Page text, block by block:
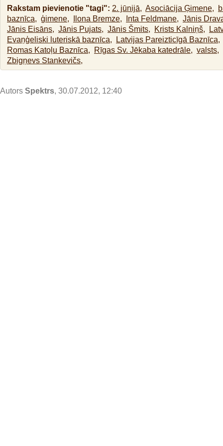
Rakstam pievienotie "tagi": 2. jūnijā, Asociācija Ģimene,
baznīca, ģimene, Ilona Bremze, Inta Feldmane, Jānis
Jānis Eisāns, Jānis Pujats, Jānis Šmits, Krists Kalniņš,
Evaņģeliski luteriskā baznīca,
Latvijas Pareizticīgā Baznīca,
Romas Katoļu Baznīca,
Rīgas Sv. Jēkaba katedrāle, valsts,
Zbigņevs Stankevičs,
Autors Spektrs, 30.07.2012, 12:40